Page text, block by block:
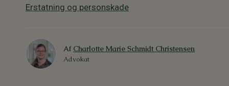
Erstatning og personskade
Af Charlotte Marie Schmidt Christensen
Advokat